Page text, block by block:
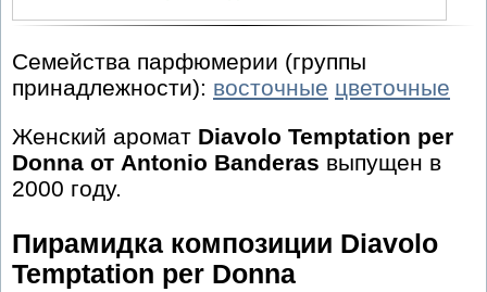
Семейства парфюмерии (группы
принадлежности): восточные цветочные
Женский аромат Diavolo Temptation per
Donna от Antonio Banderas выпущен в
2000 году.
Пирамидка композиции Diavolo
Temptation per Donna